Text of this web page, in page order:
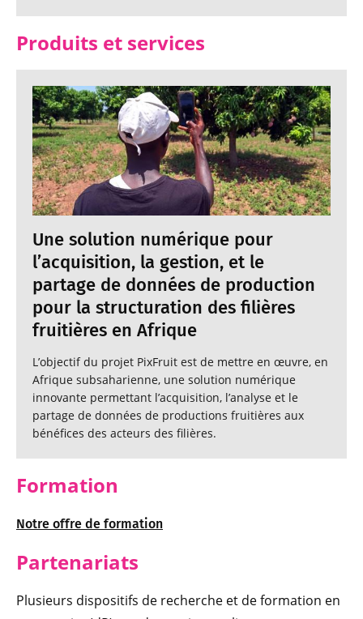
Produits et services
Une solution numérique pour
l’acquisition, la gestion, et le
partage de données de production
pour la structuration des filières
fruitières en Afrique
L’objectif du projet PixFruit est de mettre en œuvre, en
Afrique subsaharienne, une solution numérique
innovante permettant l’acquisition, l’analyse et le
partage de données de productions fruitières aux
bénéfices des acteurs des filières.
Formation
Notre offre de formation
Partenariats
Plusieurs dispositifs de recherche et de formation en